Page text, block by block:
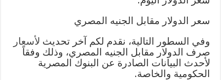
سعر الدولار مقابل الجنيه المصري
وفي السطور التالية، نقدم لكم آخر تحديث لأسعار
صرف الدولار مقابل الجنيه المصري، وذلك وفقاً
لأحدث البيانات الصادرة عن البنوك المصرية
الحكومية والخاصة.